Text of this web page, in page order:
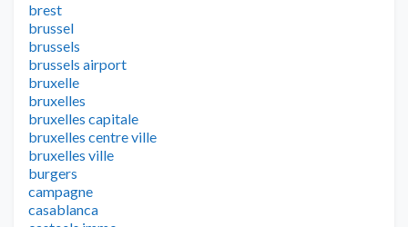
brest
brussel
brussels
brussels airport
bruxelle
bruxelles
bruxelles capitale
bruxelles centre ville
bruxelles ville
burgers
campagne
casablanca